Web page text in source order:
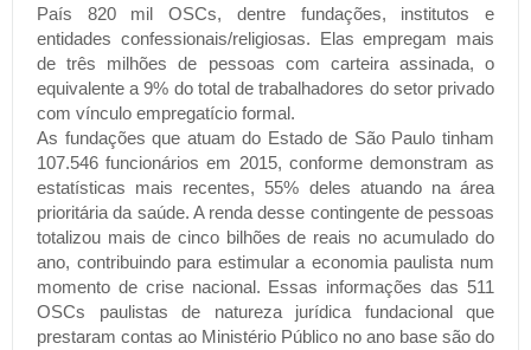
País 820 mil OSCs, dentre fundações, institutos e
entidades confessionais/religiosas. Elas empregam mais
de três milhões de pessoas com carteira assinada, o
equivalente a 9% do total de trabalhadores do setor privado
com vínculo empregatício formal.
As fundações que atuam do Estado de São Paulo tinham
107.546 funcionários em 2015, conforme demonstram as
estatísticas mais recentes, 55% deles atuando na área
prioritária da saúde. A renda desse contingente de pessoas
totalizou mais de cinco bilhões de reais no acumulado do
ano, contribuindo para estimular a economia paulista num
momento de crise nacional. Essas informações das 511
OSCs paulistas de natureza jurídica fundacional que
prestaram contas ao Ministério Público no ano base são do